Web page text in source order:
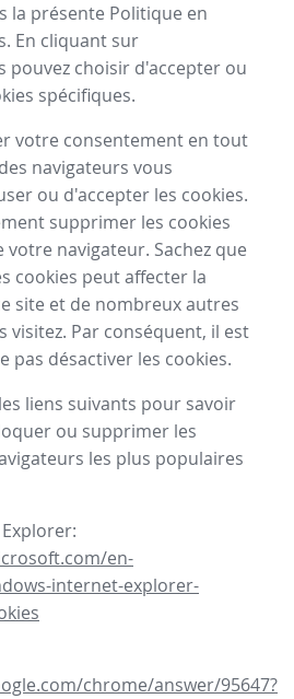
la présente Politique en
En cliquant sur
pouvez choisir d'accepter ou
spécifiques.
votre consentement en tout
navigateurs vous
ou d'accepter les cookies.
supprimer les cookies
navigateur. Sachez que
cookies peut affecter la
site et de nombreux autres
visitez. Par conséquent, il est
pas désactiver les cookies.
liens suivants pour savoir
ou supprimer les
les plus populaires
en-
internet-explorer-
chrome/answer/95647?